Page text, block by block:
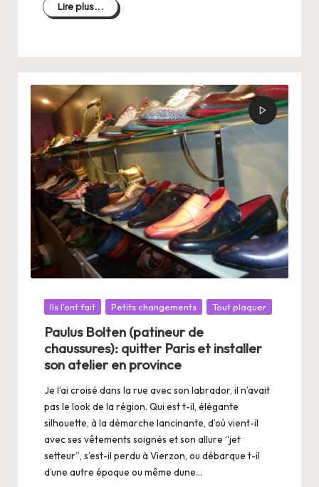
Lire plus...
Posté
Ils l'ont fait Petits changements Tout plaquer
Paulus Bolten (patineur de
chaussures): quitter Paris et installer
son atelier en province
Je l’ai croisé dans la rue avec son labrador, il n’avait
pas le look de la région. Qui est t-il, élégante
silhouette, à la démarche lancinante, d’où vient-il
avec ses vêtements soignés et son allure “jet
setteur”, s’est-il perdu à Vierzon, ou débarque t-il
d’une autre époque ou même dune…